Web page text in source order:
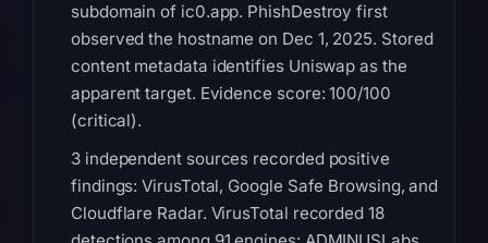
subdomain of ic0.app. PhishDestroy first
observed the hostname on Dec 1, 2025. Stored
content metadata identifies Uniswap as the
apparent target. Evidence score: 100/100
(critical).
3 independent sources recorded positive
findings: VirusTotal, Google Safe Browsing, and
Cloudflare Radar. VirusTotal recorded 18